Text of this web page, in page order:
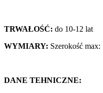
TRWAŁOŚĆ: do 10-12 lat
WYMIARY: Szerokość
DANE TEHNICZNE: